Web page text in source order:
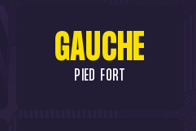
GAUCHE
PIED FORT